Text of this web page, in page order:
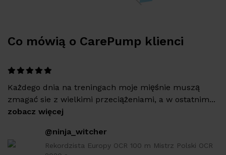
Co mówią o CarePump klienci
Każdego dnia na treningach moje mięśnie muszą
zmagać sie z wielkimi przeciążeniami, a w ostatnim...
zobacz więcej
@ninja_witcher
Rekordzista Europy OCR 100 m Mistrz Polski OCR